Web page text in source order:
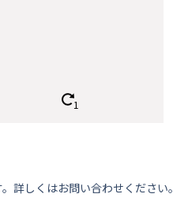
詳しくはお問い合わせください。